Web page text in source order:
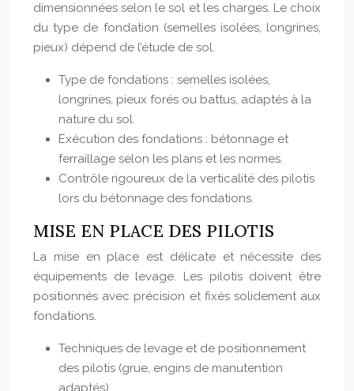
dimensionnées selon le sol et les charges. Le choix
du type de fondation (semelles isolées, longrines,
pieux) dépend de l’étude de sol.
Type de fondations : semelles isolées,
longrines, pieux forés ou battus, adaptés à la
nature du sol.
Exécution des fondations : bétonnage et
ferraillage selon les plans et les normes.
Contrôle rigoureux de la verticalité des pilotis
lors du bétonnage des fondations.
MISE EN PLACE DES PILOTIS
La mise en place est délicate et nécessite des
équipements de levage. Les pilotis doivent être
positionnés avec précision et fixés solidement aux
fondations.
Techniques de levage et de positionnement
des pilotis (grue, engins de manutention
adaptés).